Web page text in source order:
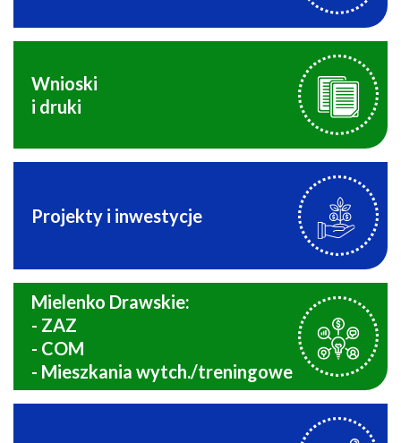
Wnioski
i druki
Projekty i inwestycje
Mielenko Drawskie:
- ZAZ
- COM
- Mieszkania wytch./treningowe